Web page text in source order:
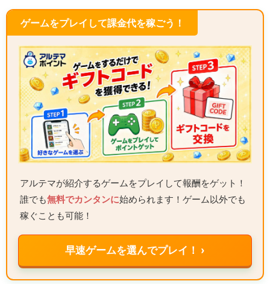
ゲームをプレイして課金代を稼ごう！
アルテマが紹介するゲームをプレイして報酬をゲット！
誰でも無料でカンタンに始められます！ゲーム以外でも
稼ぐことも可能！
早速ゲームを選んでプレイ！ ›